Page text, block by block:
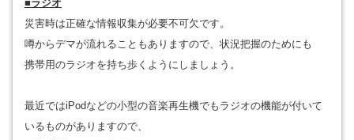
■ラジオ
災害時は正確な情報収集が必要不可欠です。
噂からデマが流れることもありますので、状況把握のためにも
携帯用のラジオを持ち歩くようにしましょう。
最近ではiPodなどの小型の音楽再生機でもラジオの機能が付いて
いるものがありますので、